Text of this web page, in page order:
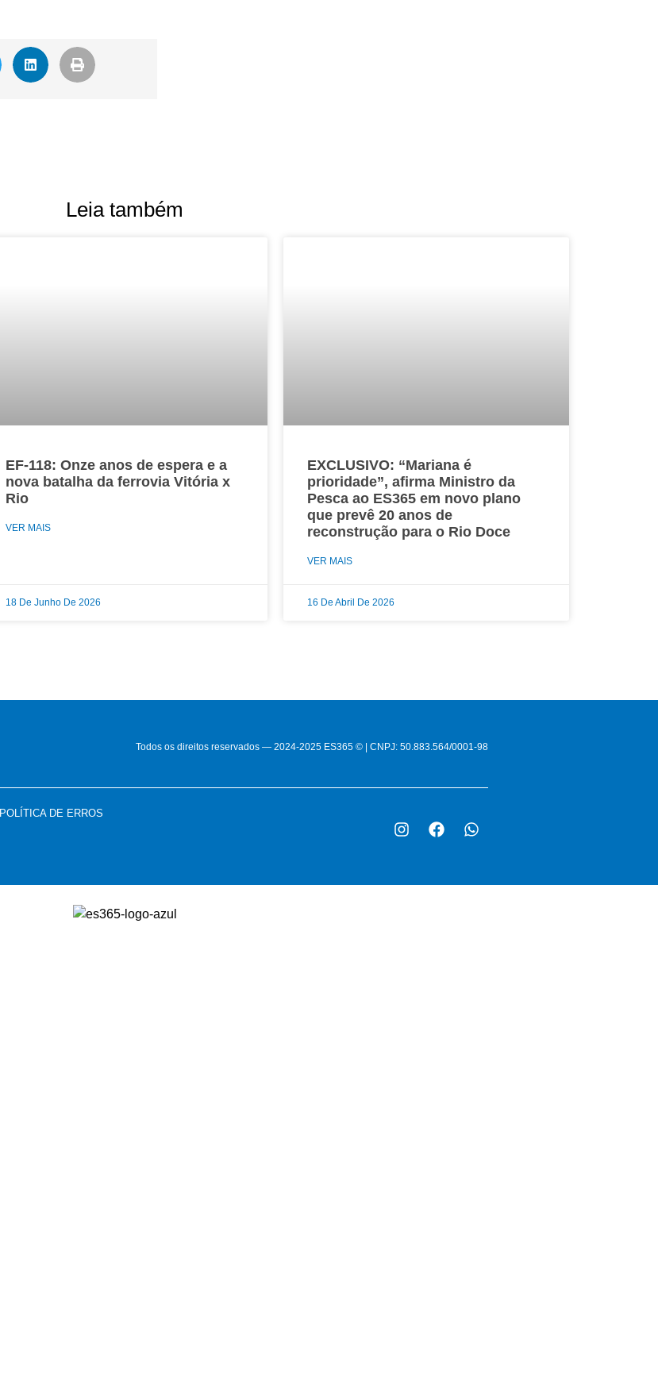
Leia também
EF-118: Onze anos de espera e a
nova batalha da ferrovia Vitória x
Rio
VER MAIS
18 De Junho De 2026
EXCLUSIVO: “Mariana é
prioridade”, afirma Ministro da
Pesca ao ES365 em novo plano
que prevê 20 anos de
reconstrução para o Rio Doce
VER MAIS
16 De Abril De 2026
Todos os direitos reservados — 2024-2025 ES365 © | CNPJ: 50.883.564/0001-98
POLÍTICA DE ERROS